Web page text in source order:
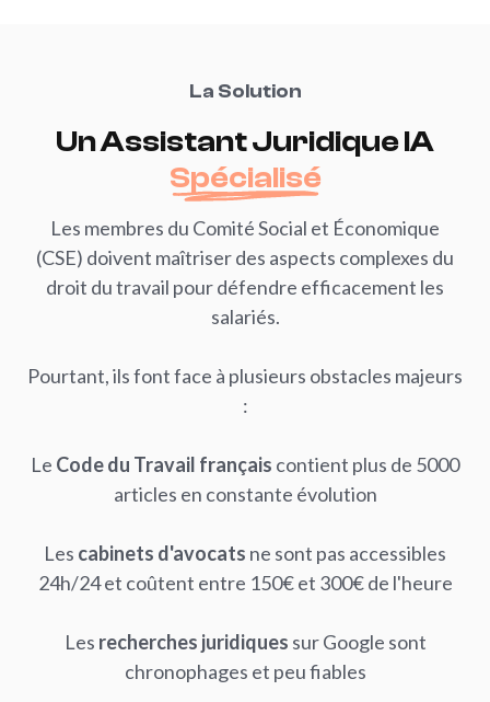
La Solution
UnAssistantJuridiqueIA
Spécialisé
Les membres du Comité Social et Économique
(CSE) doivent maîtriser des aspects complexes du
droit du travail pour défendre efficacement les
salariés.
Pourtant, ils font face à plusieurs obstacles majeurs
:
Le Code du Travail français contient plus de 5000
articles en constante évolution
Les cabinets d'avocats ne sont pas accessibles
24h/24 et coûtent entre 150€ et 300€ de l'heure
Les recherches juridiques sur Google sont
chronophages et peu fiables